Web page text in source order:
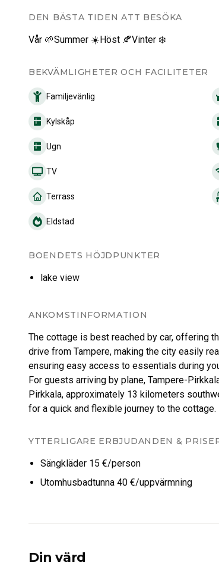
DEN BÄSTA TIDEN ATT BESÖKA
Vår 🌱Summer ☀️Höst 🍂Vinter ❄️
BEKVÄMLIGHETER OCH FACILITETER
Familjevänlig
Kylskåp
Ugn
TV
Terrass
Eldstad
BOENDETS HÖJDPUNKTER
lake view
ANKOMSTINFORMATION
The cottage is best reached by car, offering
drive from Tampere, making the city easily
ensuring easy access to essentials during
For guests arriving by plane, Tampere-
Pirkkala, approximately 13 kilometers
YTTERLIGARE ERBJUDANDEN &
Sängkläder 15 €/person
Utomhusbadtunna 40 €/uppvärmning
Din värd